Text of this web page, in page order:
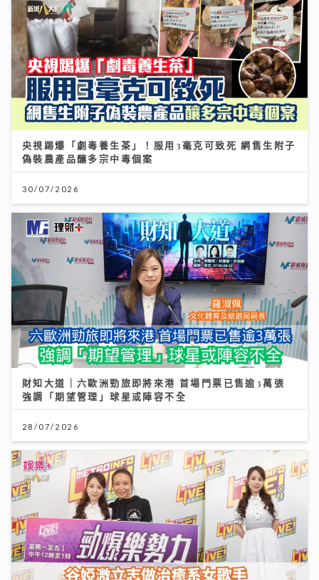
央視踢爆「劇毒養生茶」！服用3毫克可致死 網售生附子
偽裝農產品釀多宗中毒個案
30/07/2026
財知大道｜六歐洲勁旅即將來港 首場門票已售逾3萬張
強調「期望管理」球星或陣容不全
28/07/2026